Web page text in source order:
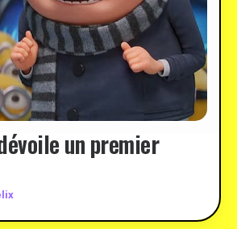
un premier